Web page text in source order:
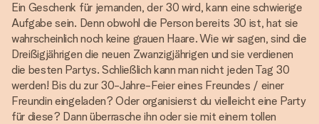
Ein Geschenk für jemanden, der 30 wird, kann eine schwierige
Aufgabe sein. Denn obwohl die Person bereits 30 ist, hat sie
wahrscheinlich noch keine grauen Haare. Wie wir sagen, sind die
Dreißigjährigen die neuen Zwanzigjährigen und sie verdienen
die besten Partys. Schließlich kann man nicht jeden Tag 30
werden! Bis du zur 30-Jahre-Feier eines Freundes / einer
Freundin eingeladen? Oder organisierst du vielleicht eine Party
für diese? Dann überrasche ihn oder sie mit einem tollen